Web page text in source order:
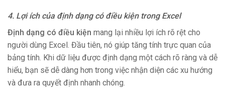
4. Lợi ích của định dạng có điều kiện trong Excel
Định dạng có điều kiện mang lại nhiều lợi ích rõ rệt cho
người dùng Excel. Đầu tiên, nó giúp tăng tính trực quan của
bảng tính. Khi dữ liệu được định dạng một cách rõ ràng và dễ
hiểu, bạn sẽ dễ dàng hơn trong việc nhận diện các xu hướng
và đưa ra quyết định nhanh chóng.